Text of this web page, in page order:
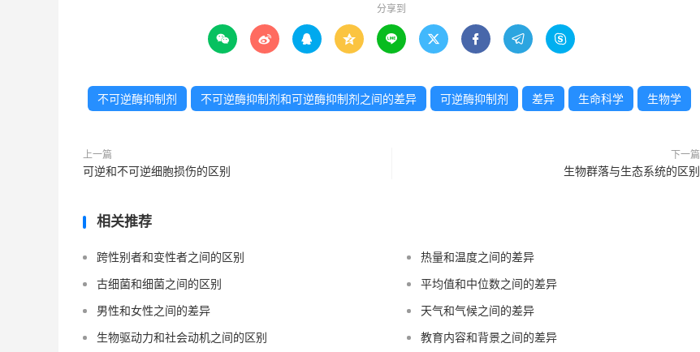
分享到
        
不可逆酶抑制剂 不可逆酶抑制剂和可逆酶抑制剂之间的差异 可逆酶抑制剂 差异 生命科学 生物学
上一篇
可逆和不可逆细胞损伤的区别
下一篇
生物群落与生态系统的区别
相关推荐
跨性别者和变性者之间的区别
热量和温度之间的差异
古细菌和细菌之间的区别
平均值和中位数之间的差异
男性和女性之间的差异
天气和气候之间的差异
生物驱动力和社会动机之间的区别
教育内容和背景之间的差异